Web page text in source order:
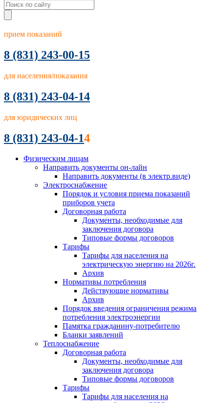
прием показаний
8 (831) 243-00-15
для населения/показания
8 (831) 243-04-14
для юридических лиц
8 (831) 243-04-14
Физическим лицам
Направить документы он-лайн
Направить документы (в электр.виде)
Электроснабжение
Порядок и условия приема показаний
приборов учета
Договорная работа
Документы, необходимые для
заключения договора
Типовые формы договоров
Тарифы
Тарифы для населения на
электрическую энергию на 2026г.
Архив
Нормативы потребления
Действующие нормативы
Архив
Порядок введения ограничения режима
потребления электроэнергии
Памятка гражданину-потребителю
Бланки заявлений
Теплоснабжение
Договорная работа
Документы, необходимые для
заключения договора
Типовые формы договоров
Тарифы
Тарифы для населения на